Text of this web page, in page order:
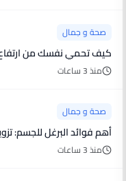
صحة و جمال
كيف تحمي نفسك من
منذ 3 ساعات
صحة و جمال
أهم فوائد البرغل للجسم:
منذ 3 ساعات